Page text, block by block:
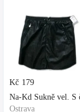
Kč 179
Na-Kd Sukně vel. S
Ostrava